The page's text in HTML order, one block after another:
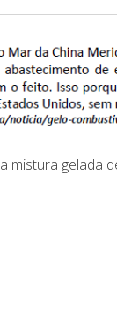
mistura gelada